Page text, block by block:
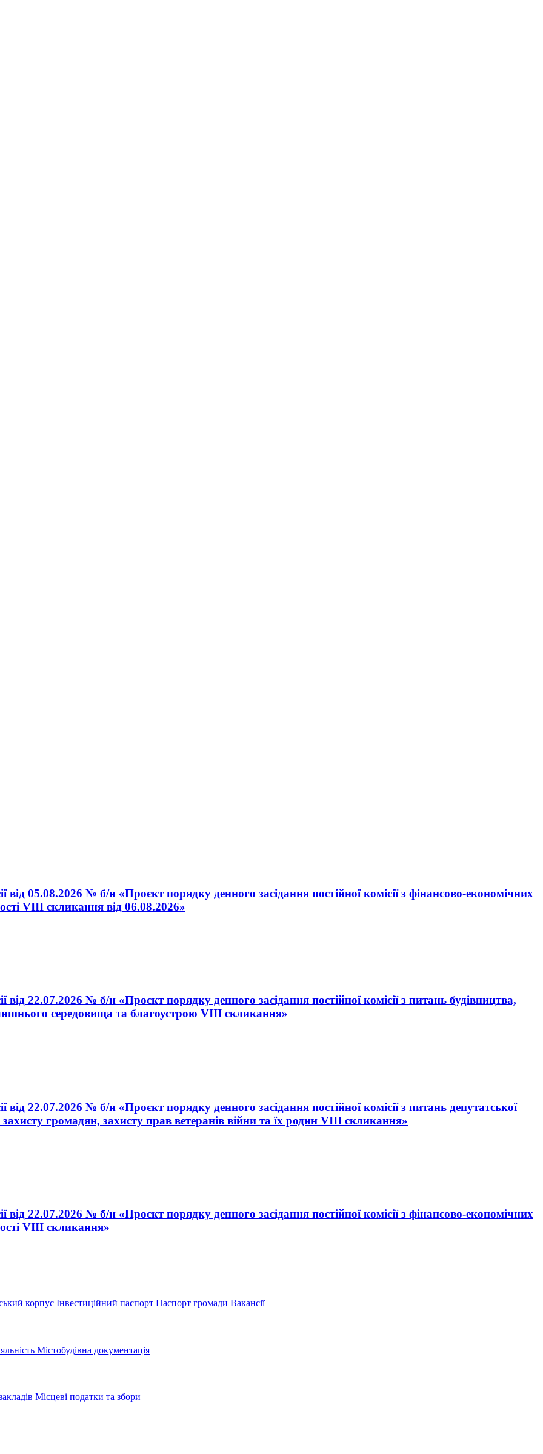
від 05.08.2026 № б/н «Проєкт порядку денного засідання постійної комісії з фінансово-економічних
VІІІ скликання від 06.08.2026»
від 22.07.2026 № б/н «Проєкт порядку денного засідання постійної комісії з питань будівництва,
середовища та благоустрою VIII скликання»
від 22.07.2026 № б/н «Проєкт порядку денного засідання постійної комісії з питань депутатської
громадян, захисту прав ветеранів війни та їх родин VІІІ скликання»
від 22.07.2026 № б/н «Проєкт порядку денного засідання постійної комісії з фінансово-економічних
VІІІ скликання»
корпус Інвестиційний паспорт Паспорт громади Вакансії
Містобудівна документація
Місцеві податки та збори